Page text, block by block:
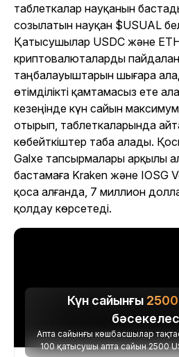
таблеткалар науқанын
созылатын науқан $USUAL
Қатысушылар USDC және
криптовалюталарды
таңбалауыштарын шығара
өтімділікті қамтамасыз ете
кезеңінде күн сайын
отырып, таблеткаларында
көбейткіштер таба алады.
Galxe тапсырмалары арқылы
бастамаға Kraken және IOSG
қоса алғанда, 7 миллион
қолдау көрсетеді.
Күн сайынғы 2500
Апта сайынғы көшбасшылар
100 қатысушы апта сайын 2500